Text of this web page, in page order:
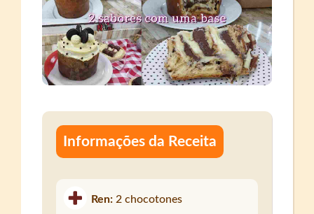
Informações da Receita
Ren: 2 chocotones